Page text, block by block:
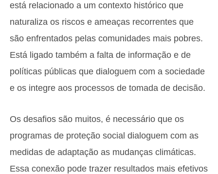
está relacionado a um contexto histórico que
naturaliza os riscos e ameaças recorrentes que
são enfrentados pelas comunidades mais pobres.
Está ligado também a falta de informação e de
políticas públicas que dialoguem com a sociedade
e os integre aos processos de tomada de decisão.
Os desafios são muitos, é necessário que os
programas de proteção social dialoguem com as
medidas de adaptação as mudanças climáticas.
Essa conexão pode trazer resultados mais efetivos